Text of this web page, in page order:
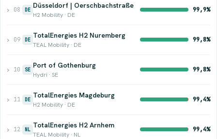
› 08 DE
Düsseldorf | Oerschbachstraße
H2 Mobility · DE
99,9%
› 09 DE
TotalEnergies H2 Nuremberg
TEAL Mobility · DE
99,8%
› 10 SE
Port of Gothenburg
Hydri · SE
99,8%
› 11 DE
TotalEnergies Magdeburg
H2 Mobility · DE
99,4%
› 12 NL
TotalEnergies H2 Arnhem
TEAL Mobility · NL
99,4%